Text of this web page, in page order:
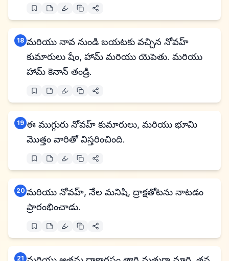
18 మరియు నావ నుండి బయటకు వచ్చిన నోవహ్
కుమారులు షేం, హామ్ మరియు యెపెతు. మరియు
హామ్ కెనాన్ తండ్రి.
19 ఈ ముగ్గురు నోవహ్ కుమారులు, మరియు భూమి
మొత్తం వారితో విస్తరించింది.
20 మరియు నోవహ్, నేల మనిషి, ద్రాక్షతోటను నాటడం
ప్రారంభించాడు.
21